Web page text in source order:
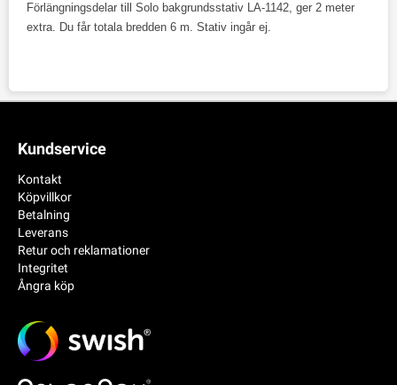
Förlängningsdelar till Solo bakgrundsstativ LA-1142, ger 2 meter
extra. Du får totala bredden 6 m. Stativ ingår ej.
Kundservice
Kontakt
Köpvillkor
Betalning
Leverans
Retur och reklamationer
Integritet
Ångra köp